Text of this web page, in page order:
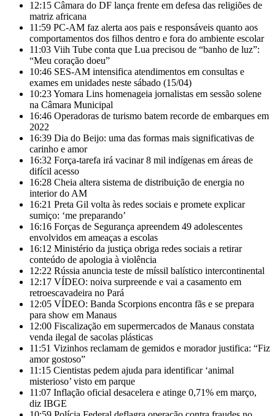
12:15 Câmara do DF lança frente em defesa das religiões de
matriz africana
11:59 PC-AM faz alerta aos pais e responsáveis quanto aos
comportamentos dos filhos dentro e fora do ambiente escolar
11:03 Viih Tube conta que Lua precisou de “banho de luz”:
“Meu coração doeu”
10:46 SES-AM intensifica atendimentos em consultas e
exames em unidades neste sábado (15/04)
10:23Yomara Lins homenageia jornalistas em sessão solene
na Câmara Municipal
16:46 Operadoras de turismo batem recorde de embarques em
2022
16:39 Dia do Beijo: uma das formas mais significativas de
carinho e amor
16:32 Força-tarefa irá vacinar 8 mil indígenas em áreas de
difícil acesso
16:28 Cheia altera sistema de distribuição de energia no
interior do AM
16:21 Preta Gil volta às redes sociais e promete explicar
sumiço: ‘me preparando’
16:16 Forças de Segurança apreendem 49 adolescentes
envolvidos em ameaças a escolas
16:12 Ministério da justiça obriga redes sociais a retirar
conteúdo de apologia à violência
12:22 Rússia anuncia teste de míssil balístico intercontinental
12:17 VÍDEO: noiva surpreende e vai a casamento em
retroescavadeira no Pará
12:05 VÍDEO: Banda Scorpions encontra fãs e se prepara
para show em Manaus
12:00 Fiscalização em supermercados de Manaus constata
venda ilegal de sacolas plásticas
11:51 Vizinhos reclamam de gemidos e morador justifica: “Fiz
amor gostoso”
11:15 Cientistas pedem ajuda para identificar ‘animal
misterioso’ visto em parque
11:07 Inflação oficial desacelera e atinge 0,71% em março,
diz IBGE